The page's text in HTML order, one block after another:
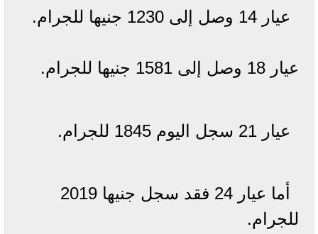
عيار 14 وصل إلى 1230 جنيها للجرام.
عيار 18 وصل إلى 1581 جنيها للجرام.
عيار 21 سجل اليوم 1845 للجرام.
أما عيار 24 فقد سجل جنيها 2019
للجرام.